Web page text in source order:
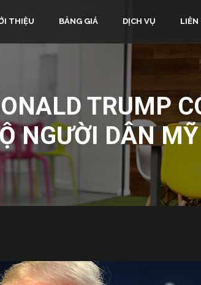
THIỆU BẢNG GIÁ DỊCH VỤ LIÊN
TRUMP
NGƯỜI DÂN